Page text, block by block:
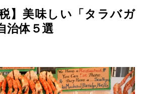
】美味しい「タラバガ
治体５選